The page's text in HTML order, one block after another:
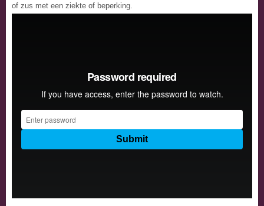
of zus met een ziekte of beperking.